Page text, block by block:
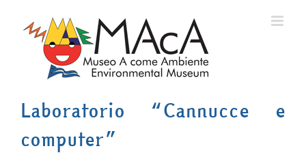
contenuto
Laboratorio “Cannucce e
computer”